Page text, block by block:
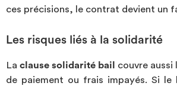
ces précisions, le contrat devient un
Les risques liés à la solidarité
La clause solidarité bail
couvre
de paiement ou frais impayés. Si le